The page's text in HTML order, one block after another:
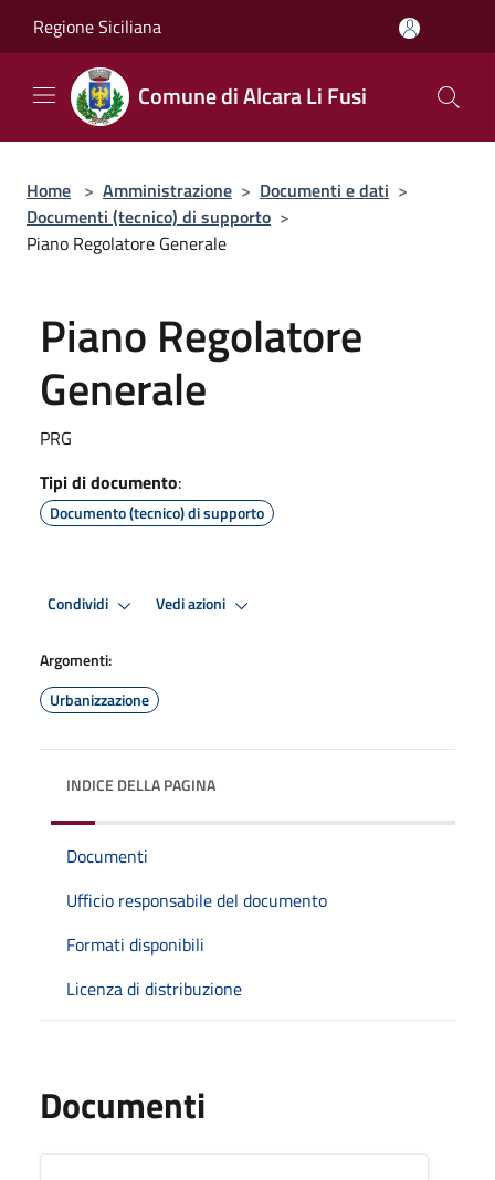
Regione Siciliana
Comune di Alcara Li Fusi
Home > Amministrazione > Documenti e dati >
Documenti (tecnico) di supporto >
Piano Regolatore Generale
Piano Regolatore
Generale
PRG
Tipi di documento:
Documento (tecnico) di supporto
Condividi Vedi azioni
Argomenti:
Urbanizzazione
INDICE DELLA PAGINA
Documenti
Ufficio responsabile del documento
Formati disponibili
Licenza di distribuzione
Documenti